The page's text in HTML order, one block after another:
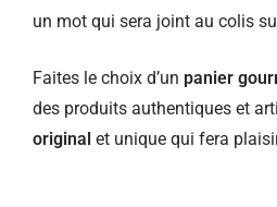
un mot qui sera joint au colis
Faites le choix d’un panier
des produits authentiques et
original et unique qui fera